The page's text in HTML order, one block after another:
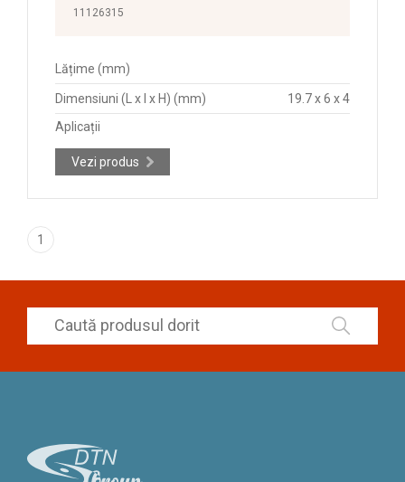
11126315
Lățime (mm)
Dimensiuni (L x l x H) (mm)
19.7 x 6 x 4
Aplicații
Vezi produs
1